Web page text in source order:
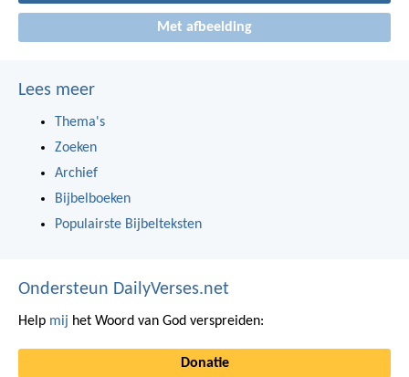
Met afbeelding
Lees meer
Thema's
Zoeken
Archief
Bijbelboeken
Populairste Bijbelteksten
Ondersteun DailyVerses.net
Help mij het Woord van God verspreiden:
Donatie